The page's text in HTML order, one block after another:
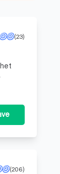
(23)
(206)